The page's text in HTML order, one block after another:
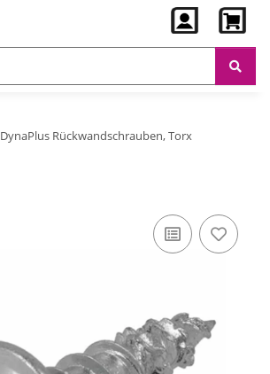
DynaPlus Rückwandschrauben, Torx